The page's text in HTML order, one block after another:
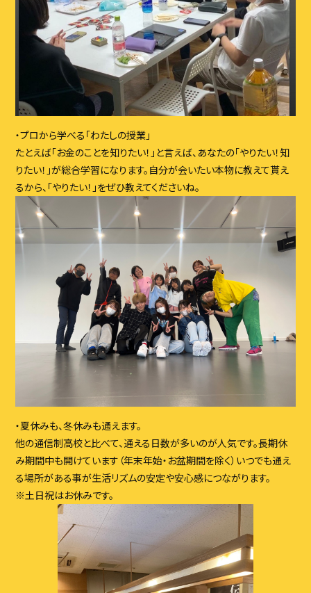
・プロから学べる「わたしの授業」
たとえば「お⾦のことを知りたい！」と⾔えば、あなたの「やりたい！知
りたい！」が総合学習になります。⾃分が会いたい本物に教えて貰え
るから、「やりたい！」をぜひ教えてくださいね。
・夏休みも、冬休みも通えます。
他の通信制高校と⽐べて、通える⽇数が多いのが⼈気です。⻑期休
み期間中も開けています（年末年始・お盆期間を除く）いつでも通え
る場所がある事が⽣活リズムの安定や安⼼感につながります。
※⼟⽇祝はお休みです。